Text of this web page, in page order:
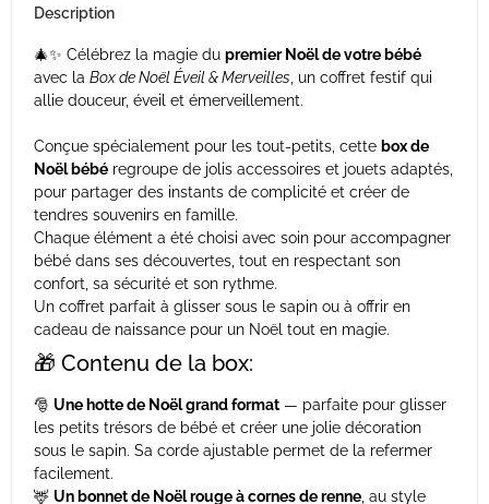
Description
🎄✨ Célébrez la magie du premier Noël de votre bébé
avec la Box de Noël Éveil & Merveilles , un coffret festif qui
allie douceur, éveil et émerveillement.
Conçue spécialement pour les tout-petits, cette box de
Noël bébé regroupe de jolis accessoires et jouets adaptés,
pour partager des instants de complicité et créer de
tendres souvenirs en famille.
Chaque élément a été choisi avec soin pour accompagner
bébé dans ses découvertes, tout en respectant son
confort, sa sécurité et son rythme.
Un coffret parfait à glisser sous le sapin ou à offrir en
cadeau de naissance pour un Noël tout en magie.
🎁 Contenu de la box:
🎅 Une hotte de Noël grand format — parfaite pour glisser
les petits trésors de bébé et créer une jolie décoration
sous le sapin. Sa corde ajustable permet de la refermer
facilement.
🦌 Un bonnet de Noël rouge à cornes de renne , au style